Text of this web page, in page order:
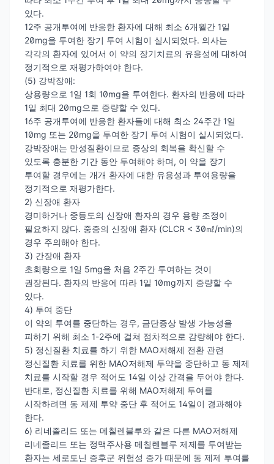
있다.
12주 공개투여에 반응한 환자에 대해 최소 6개월간 1일
20mg을 투여한 장기 투여 시험이 실시되었다. 의사는
각각의 환자에 있어서 이 약의 장기치료의 유용성에 대하여
정기적으로 재평가하여야 한다.
(5) 강박장애:
상용량으로 1일 1회 10mg을 투여한다. 환자의 반응에 따라
1일 최대 20mg으로 증량할 수 있다.
16주 공개투여에 반응한 환자들에 대해 최소 24주간 1일
10mg 또는 20mg을 투여한 장기 투여 시험이 실시되었다.
강박장애는 만성질환이므로 증상의 회복을 확신할 수
있도록 충분한 기간 동안 투여해야 하며, 이 약을 장기
투여할 경우에는 개개 환자에 대한 유용성과 투여용량을
정기적으로 재평가한다.
2) 신장애 환자
경미하거나 중등도의 신장애 환자의 경우 용량 조정이
필요하지 않다. 중증의 신장애 환자 (CLCR < 30㎖/min)의
경우 주의해야 한다.
3) 간장애 환자
초회량으로 1일 5mg을 처음 2주간 투여하는 것이
권장된다. 환자의 반응에 따라 1일 10mg까지 증량할 수
있다.
4) 투여 중단
이 약의 투여를 중단하는 경우, 금단증상 발생 가능성을
피하기 위해 최소 1-2주에 걸쳐 점차적으로 감량해야 한다.
5) 정신질환 치료를 하기 위한 MAO저해제 전환 관련
정신질환 치료를 위한 MAO저해제 투약을 중단하고 동 제제
치료를 시작할 경우 적어도 14일 이상 간격을 두어야 한다.
반대로, 정신질환 치료를 위해 MAO저해제 투여를
시작하려면 동 제제 투약 중단 후 적어도 14일이 경과해야
한다.
6) 리네졸리드 또는 메칠렌블루와 같은 다른 MAO저해제
리네졸리드 또는 정맥주사용 메칠렌블루 제제를 투여받는
환자는 세로토닌 증후군 위험성 증가 때문에 동 제제 투여를